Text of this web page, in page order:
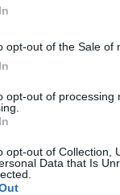
opt-out of the Sale of
opt-out of processing
opt-out of Collection,
Data that Is
Torino